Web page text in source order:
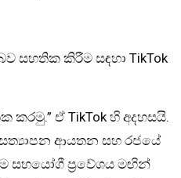
සහතික කිරීම සඳහා TikTok
ඒ TikTok හි අදහසයි.
ආයතන සහ රජයේ
සහයෝගී ප්‍රවේශය මඟින්